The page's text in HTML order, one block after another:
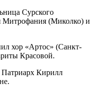
Сурского
Митрофания (Миколко) и
хор «Артос» (Санкт-
Красовой.
Кирилл